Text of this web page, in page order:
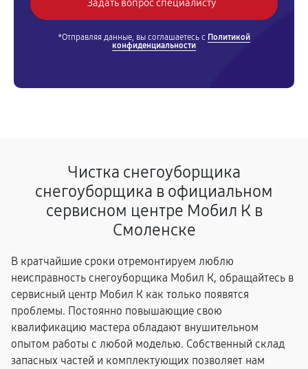
*Отправляя данные, вы соглашаетесь с Политикой
конфиденциальности
Чистка снегоуборщика
снегоуборщика в официальном
сервисном центре Мобил К в
Смоленске
В кратчайшие сроки отремонтируем люблю
неисправность снегоуборщика Мобил К, обращайтесь в
сервисный центр Мобил К как только появятся
проблемы. Постоянно повышающие свою
квалификацию мастера обладают внушительном
опытом работы с любой моделью. Собственный склад
запасных частей и комплектующих позволяет нам